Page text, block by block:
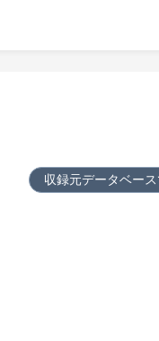
収録元データベース